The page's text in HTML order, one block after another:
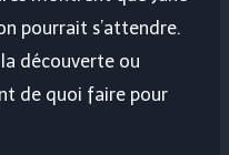
pourrait s’attendre.
découverte ou
de quoi faire pour